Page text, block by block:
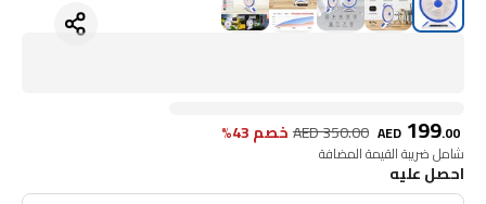
AED 199.00
AED350.00 خصم 43%
شامل ضريبة القيمة المضافة
احصل عليه